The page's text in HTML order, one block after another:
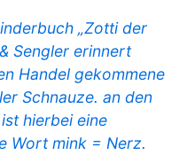
„Zotti der
Sengler erinnert
Handel gekommene
Schnauze. an den
hierbei eine
Wort mink = Nerz.